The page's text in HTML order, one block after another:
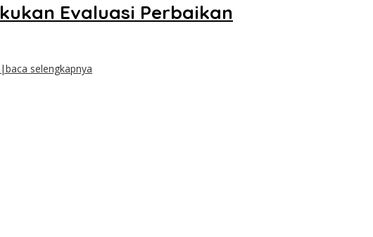
Evaluasi Perbaikan
selengkapnya